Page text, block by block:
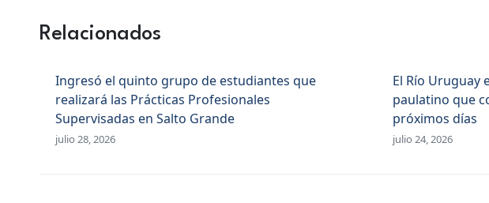
Relacionados
Ingresó el quinto grupo de estudiantes que
realizará las Prácticas Profesionales
Supervisadas en Salto Grande
julio 28, 2026
El Río Uruguay
paulatino que
próximos días
julio 24, 2026